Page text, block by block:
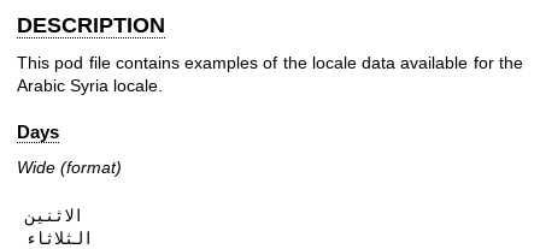
DESCRIPTION
This pod file contains examples of the locale data available for the
Arabic Syria locale.
Days
Wide (format)
الاثنين
الثلاثاء